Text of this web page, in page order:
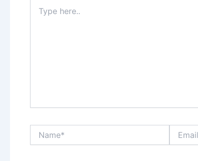
here..